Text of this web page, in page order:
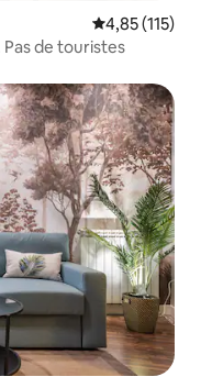
Évaluation
4,85 (115)
de touristes